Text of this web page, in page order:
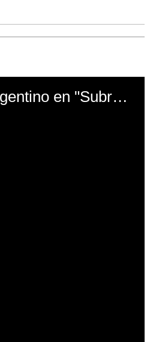
El mal momento de Yanina Gasañol con un hincha argentino en "Subrayado"